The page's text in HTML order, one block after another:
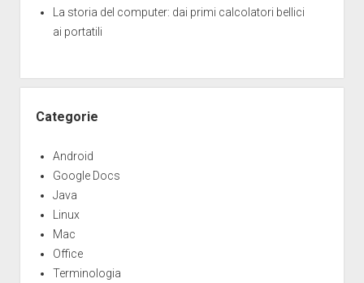
La storia del computer: dai primi calcolatori bellici
ai portatili
Categorie
Android
Google Docs
Java
Linux
Mac
Office
Terminologia